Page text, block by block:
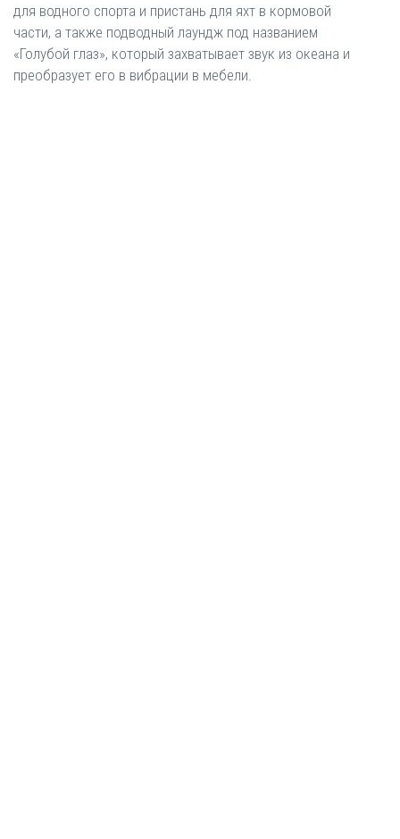
для водного спорта и пристань для яхт в кормовой
части, а также подводный лаундж под названием
«Голубой глаз», который захватывает звук из океана и
преобразует его в вибрации в мебели.